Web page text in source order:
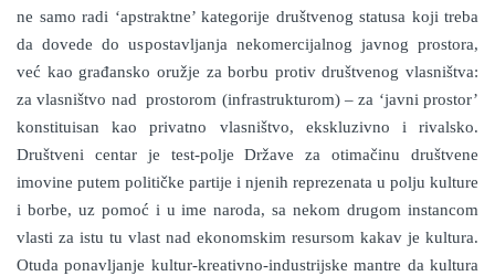
ne samo radi ‘apstraktne’ kategorije društvenog statusa koji treba
da dovede do uspostavljanja nekomercijalnog javnog prostora,
već kao građansko oružje za borbu protiv društvenog vlasništva:
za vlasništvo nad prostorom (infrastrukturom) – za ‘javni prostor’
konstituisan kao privatno vlasništvo, ekskluzivno i rivalsko.
Društveni centar je test-polje Države za otimačinu društvene
imovine putem političke partije i njenih reprezenata u polju kulture
i borbe, uz pomoć i u ime naroda, sa nekom drugom instancom
vlasti za istu tu vlast nad ekonomskim resursom kakav je kultura.
Otuda ponavljanje kultur-kreativno-industrijske mantre da kultura